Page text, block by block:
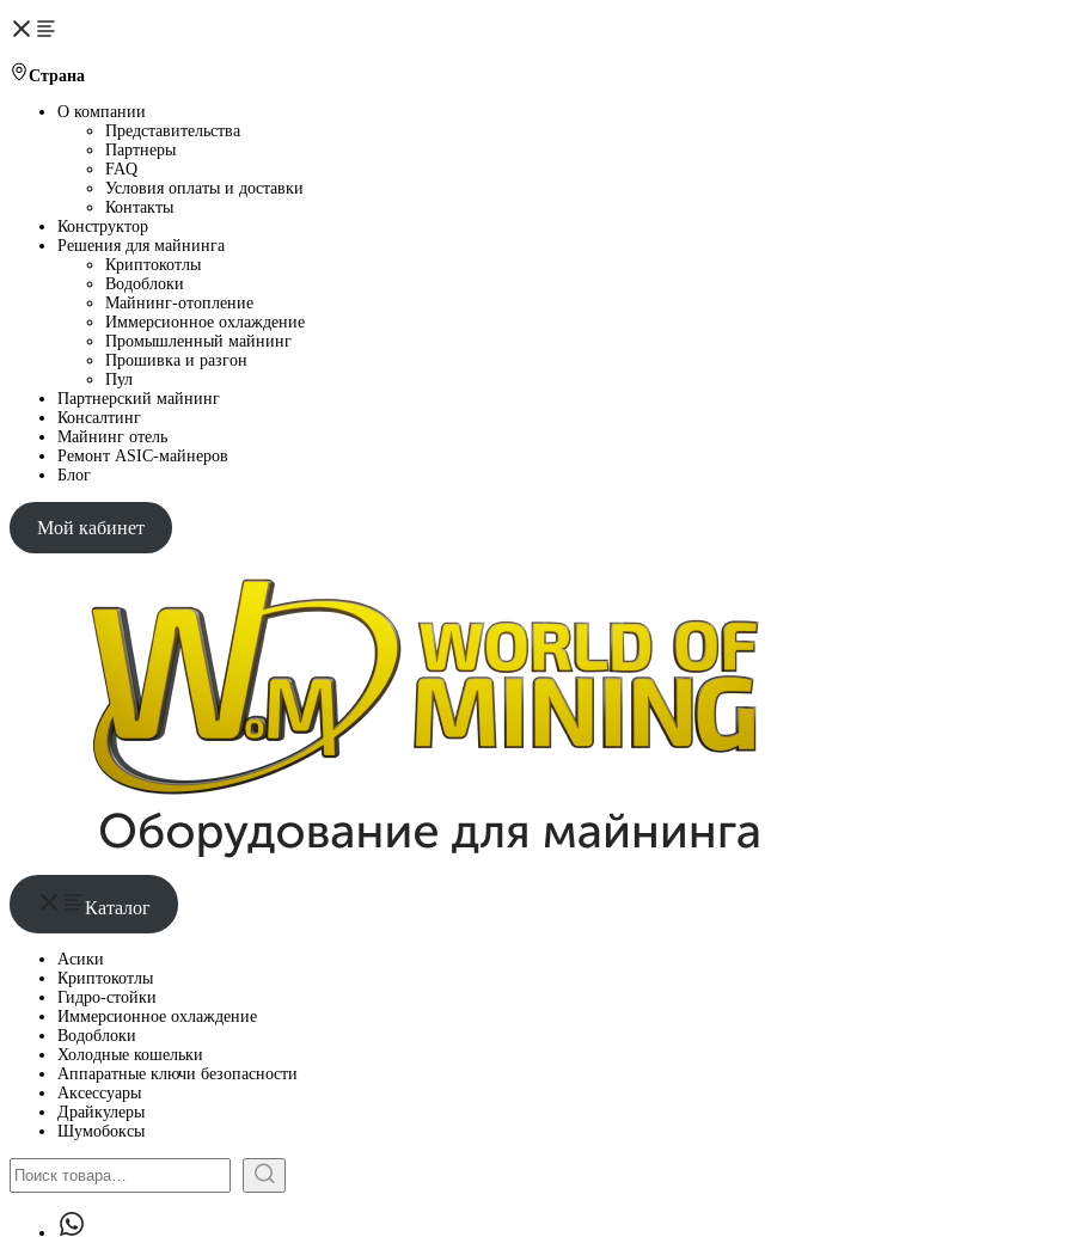
Страна
О компании
Представительства
Партнеры
FAQ
Условия оплаты и доставки
Контакты
Конструктор
Решения для майнинга
Криптокотлы
Водоблоки
Майнинг-отопление
Иммерсионное охлаждение
Промышленный майнинг
Прошивка и разгон
Пул
Партнерский майнинг
Консалтинг
Майнинг отель
Ремонт ASIC-майнеров
Блог
Мой кабинет
Каталог
Асики
Криптокотлы
Гидро-стойки
Иммерсионное охлаждение
Водоблоки
Холодные кошельки
Аппаратные ключи безопасности
Аксессуары
Драйкулеры
Шумобоксы
Поиск